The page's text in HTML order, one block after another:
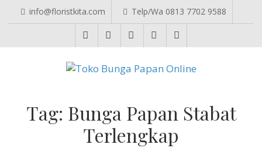
info@floristkita.com Telp/Wa 0813 7702 9588
Tag: Bunga Papan Stabat
Terlengkap